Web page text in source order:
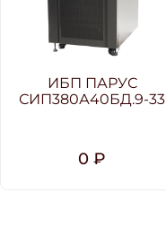
ИБП ПАРУС
СИП380А40БД.9-33
0 ₽